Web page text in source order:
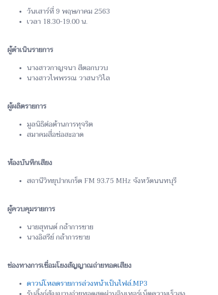
วันเสาร์ที่ 9 พฤษภาคม 2563
เวลา 18.30-19.00 น.
ผู้ดำเนินรายการ
นางสาวกาญจนา สีดอกบวบ
นางสาวไพพรรณ วาสนาวิไล
ผู้ผลิตรายการ
มูลนิธิต่อต้านการทุจริต
สมาคมสื่อช่อสะอาด
ห้องบันทึกเสียง
สถานีวิทยุปากเกร็ด FM 93.75 MHz จังหวัดนนทบุรี
ผู้ควบคุมรายการ
นายสุทนต์ กล้าการขาย
นางอิสรีย์ กล้าการขาย
ช่องทางการเชื่อมโยงสัญญาณถ่ายทอดเสียง
ดาวน์โหลดรายการล่วงหน้าเป็นไฟล์.MP3